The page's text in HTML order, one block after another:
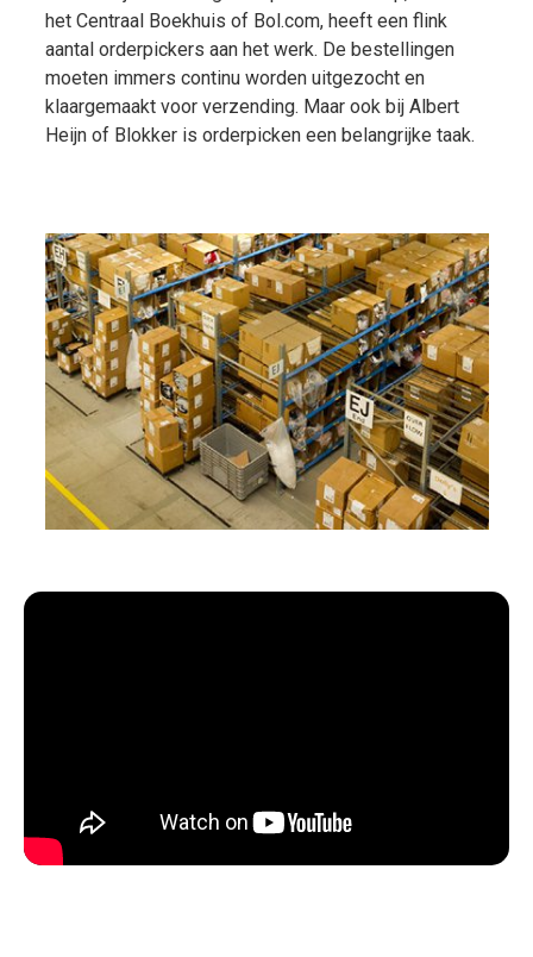
het Centraal Boekhuis of Bol.com, heeft een flink
aantal orderpickers aan het werk. De bestellingen
moeten immers continu worden uitgezocht en
klaargemaakt voor verzending. Maar ook bij Albert
Heijn of Blokker is orderpicken een belangrijke taak.